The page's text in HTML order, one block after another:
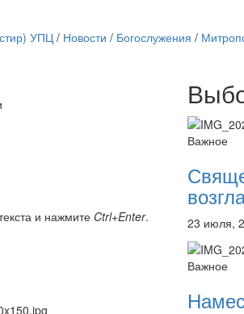
Онлайн трансляции
12 сентября 2015
12 сентября 2015
12 сентября 2015
12 сентября 2015
12 сентября 2015
12 сентября 2015
Перейти к архиву
УПЦ/ Новости / Богослужения /
и нажмите Ctrl+Enter.
Важное
23 июля,
Важное